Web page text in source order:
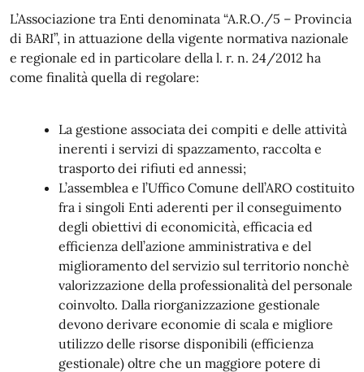
L’Associazione tra Enti denominata “A.R.O./5 – Provincia
di BARI”, in attuazione della vigente normativa nazionale
e regionale ed in particolare della l. r. n. 24/2012 ha
come finalità quella di regolare:
La gestione associata dei compiti e delle attività
inerenti i servizi di spazzamento, raccolta e
trasporto dei rifiuti ed annessi;
L’assemblea e l’Uffico Comune dell’ARO costituito
fra i singoli Enti aderenti per il conseguimento
degli obiettivi di economicità, efficacia ed
efficienza dell’azione amministrativa e del
miglioramento del servizio sul territorio nonchè
valorizzazione della professionalità del personale
coinvolto. Dalla riorganizzazione gestionale
devono derivare economie di scala e migliore
utilizzo delle risorse disponibili (efficienza
gestionale) oltre che un maggiore potere di